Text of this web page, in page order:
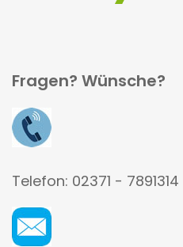
Fragen? Wünsche?
Telefon: 02371 - 7891314